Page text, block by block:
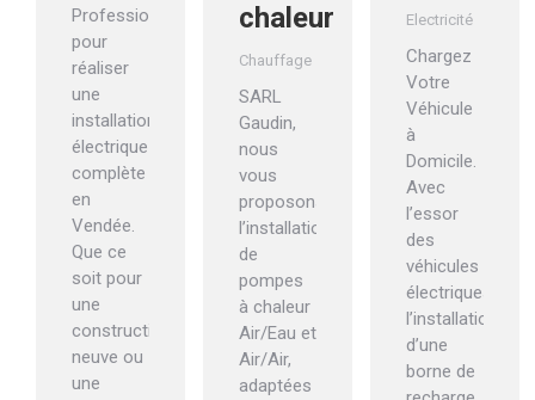
Professionnel
pour
réaliser
une
installation
électrique
complète
en
Vendée.
Que ce
soit pour
une
construction
neuve ou
une
chaleur
Chauffage
SARL
Gaudin,
nous
vous
proposons
l’installation
de
pompes
à chaleur
Air/Eau et
Air/Air,
adaptées
Electricité
Chargez
Votre
Véhicule
à
Domicile.
Avec
l’essor
des
véhicules
électriques,
l’installation
d’une
borne de